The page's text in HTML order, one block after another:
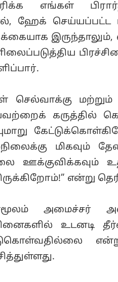
எங்கள்
ஹேக் செய்யப்பட்ட
செல்வாக்கு மற்றும்
கருத்தில்
மிகவும்
ஊக்குவிக்கவும்
என்று
அமைச்சர்
உடனடி